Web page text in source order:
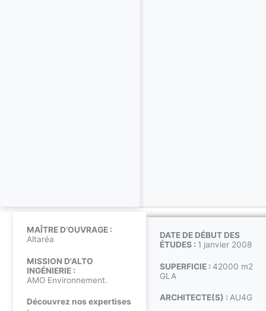
DATE DE DÉBUT DES
ÉTUDES : 1 janvier 2008
SUPERFICIE : 42000 m2
GLA
ARCHITECTE(S) : AU4G
MAÎTRE D’OUVRAGE :
Altaréa
MISSION D'ALTO
INGÉNIERIE :
AMO Environnement.
Découvrez nos expertises